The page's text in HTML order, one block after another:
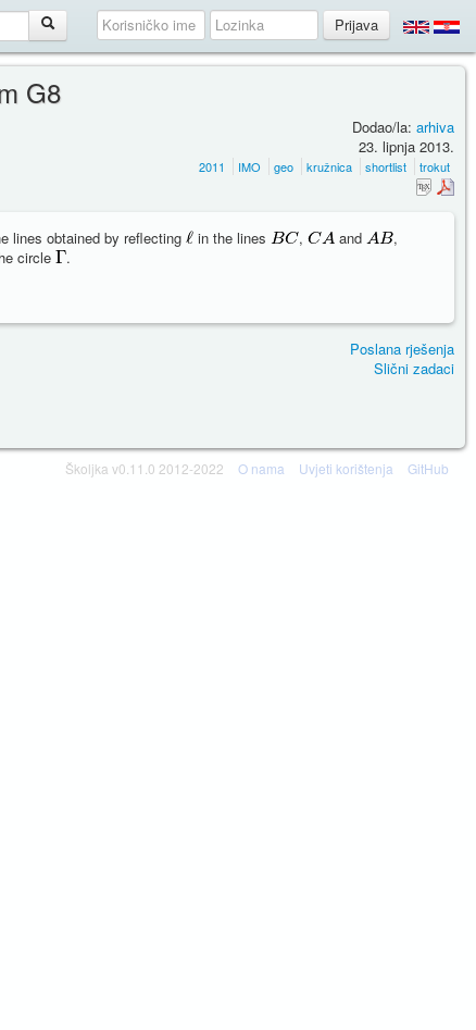
G8
Dodao/la: arhiva
23. lipnja 2013.
2011 IMO geo kružnica shortlist trokut
lines obtained by reflecting in the lines , and
,
circle
.
Poslana rješenja
Slični zadaci
Školjka v0.11.0 2012-2022 O nama Uvjeti korištenja GitHub